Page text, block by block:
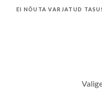
EI NÕUTA VARJATUD